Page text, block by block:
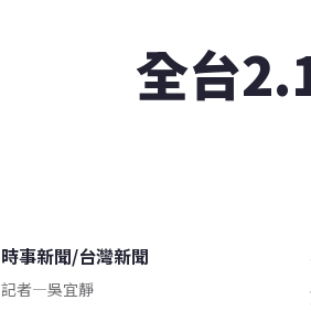
全台
時事新聞/台灣新聞
記者—吳宜靜